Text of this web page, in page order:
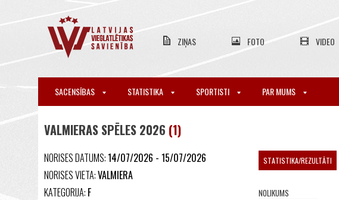
ZIŅAS FOTO VIDEO
SACENSĪBAS STATISTIKA SPORTISTI PAR MUMS
VALMIERAS SPĒLES 2026 (1)
NORISES DATUMS:14/07/2026 - 15/07/2026
NORISES VIETA:VALMIERA
KATEGORIJA: F
STATISTIKA/REZULTĀTI
NOLIKUMS